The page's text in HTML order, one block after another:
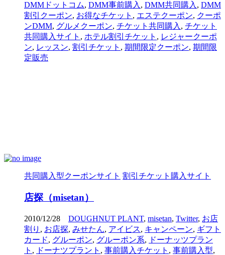
DMMドットコム, DMM事前購入 , DMM共同購入 , DMM
割引クーポン, お得なチケット , エステクーポン, クーポ
ンDMM, グルメクーポン, チケット共同購入 , チケット
共同購入サイト , ホテル割引チケット , レジャークーポ
ン, レッスン, 割引チケット , 期間限定クーポン, 期間限
定販売
共同購入型クーポンサイト 割引チケット購入サイト
店探（misetan）
2010/12/28 DOUGHNUT PLANT, misetan, Twitter, お店
割り , お店探, みせたん, アイビス, キャンペーン, ギフト
カード, グルーポン, グルーポン系, ドーナッツプラン
ト , ドーナツプラント , 事前購入チケット , 事前購入型,